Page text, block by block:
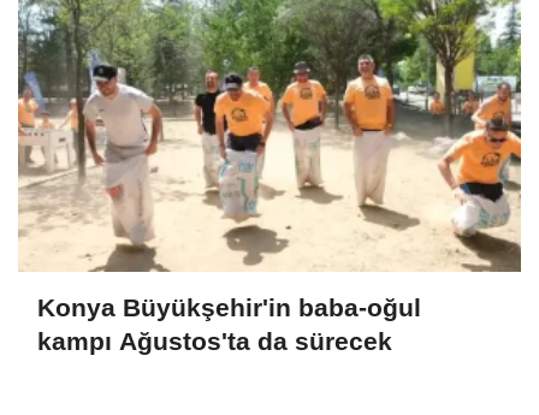
Konya Büyükşehir'in baba-oğul
kampı Ağustos'ta da sürecek